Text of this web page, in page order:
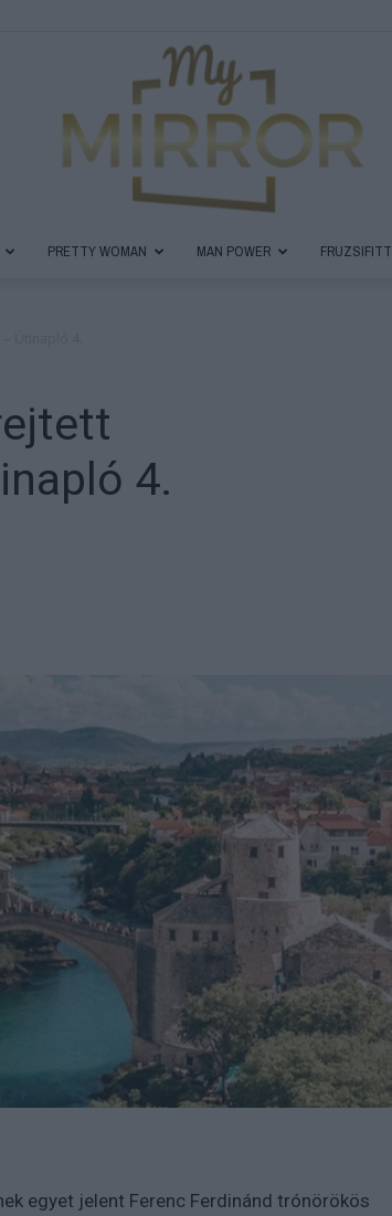
PRETTY WOMAN MAN POWER FRUZSIFITT
4.
egyet jelent Ferenc Ferdinánd trónörökös